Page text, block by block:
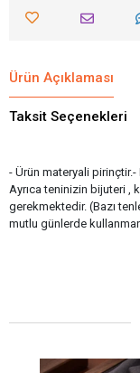
Ürün Açıklaması
Taksit Seçenekleri
- Ürün materyali
Ayrıca teninizin bijuteri ,
gerekmektedir. (Bazı
mutlu günlerde